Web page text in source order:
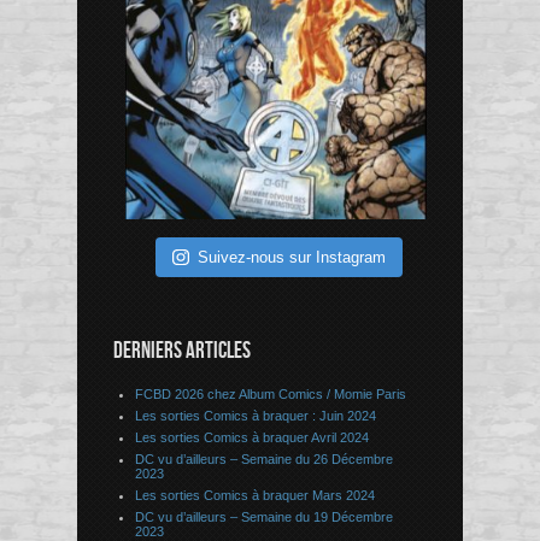
Suivez-nous sur Instagram
DERNIERS ARTICLES
FCBD 2026 chez Album Comics / Momie Paris
Les sorties Comics à braquer : Juin 2024
Les sorties Comics à braquer Avril 2024
DC vu d’ailleurs – Semaine du 26 Décembre
2023
Les sorties Comics à braquer Mars 2024
DC vu d’ailleurs – Semaine du 19 Décembre
2023